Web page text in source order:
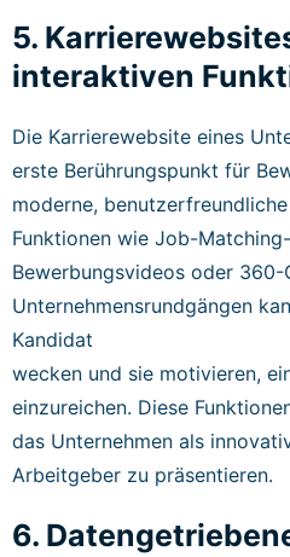
5.
interaktiven
Die Karrierewebsite eines
erste Berührungspunkt für
moderne,
Funktionen wie Job-
Bewerbungsvideos oder 360-
Unternehmensrundgängen
Kandidat
wecken und sie motivieren,
einzureichen. Diese
das Unternehmen als
Arbeitgeber zu präsentieren.
6.